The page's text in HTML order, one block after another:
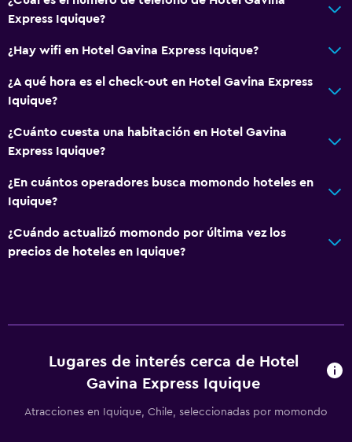
Traslado aeropuerto
TV de pantalla plana
Habitación
Zona de trabajo
Escritorio
Express Iquique?
¿Hay wifi en Hotel Gavina Express Iquique?
¿A qué hora es el check-out en Hotel Gavina Express
Iquique?
¿Cuánto cuesta una habitación en Hotel Gavina
Express Iquique?
¿En cuántos operadores busca momondo hoteles en
Iquique?
¿Cuándo actualizó momondo por última vez los
precios de hoteles en Iquique?
Lugares de interés cerca de Hotel
Gavina Express Iquique
Atracciones en Iquique, Chile, seleccionadas por momondo